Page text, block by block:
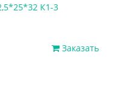
К1-3
Заказать